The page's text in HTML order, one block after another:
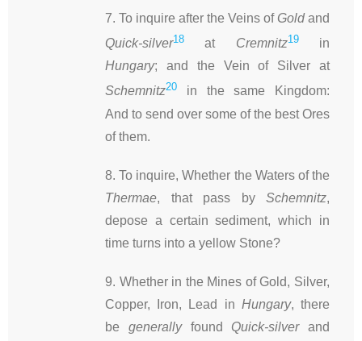
7. To inquire after the Veins of Goldand
Quick-silver18 at Cremnitz19in
Hungary; and the Vein of Silver at
Schemnitz20 in the same Kingdom:
And to send over some of the best Ores
of them.
8. To inquire, Whether the Waters of the
Thermae, that pass by Schemnitz,
depose a certain sediment, which in
time turns into a yellow Stone?
9. Whether in the Mines of Gold, Silver,
Copper, Iron, Lead in Hungary, there
be generallyfound Quick-silverand